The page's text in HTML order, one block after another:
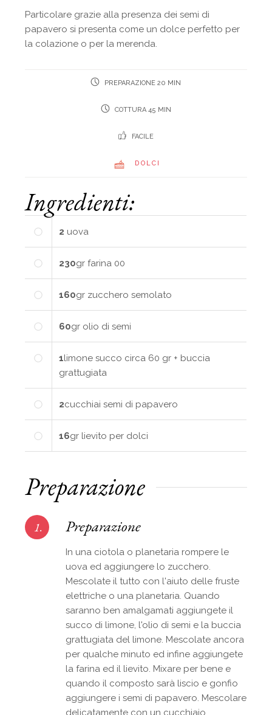
Particolare grazie alla presenza dei semi di
papavero si presenta come un dolce perfetto per
la colazione o per la merenda.
PREPARAZIONE 20 MIN
COTTURA 45 MIN
FACILE
DOLCI
Ingredienti:
2 uova
230gr farina 00
160gr zucchero semolato
60gr olio di semi
1limone succo circa 60 gr + buccia
grattugiata
2cucchiai semi di papavero
16gr lievito per dolci
Preparazione
1. Preparazione
In una ciotola o planetaria rompere le
uova ed aggiungere lo zucchero.
Mescolate il tutto con l'aiuto delle fruste
elettriche o una planetaria. Quando
saranno ben amalgamati aggiungete il
succo di limone, l'olio di semi e la buccia
grattugiata del limone. Mescolate ancora
per qualche minuto ed infine aggiungete
la farina ed il lievito. Mixare per bene e
quando il composto sarà liscio e gonfio
aggiungere i semi di papavero. Mescolare
delicatamente con un cucchiaio.